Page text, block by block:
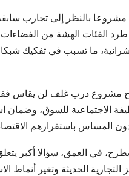
مشروعا بالنظر إلى تجارب
طرد الفئات الهشة من
ما تسبب في تفكيك
مشروع درب غلف لن يقاس فقط
الاجتماعية للسوق، وضمان
المساس باستقرارهم
في العمق، سؤالا أكبر
الحديثة وتغير أنماط